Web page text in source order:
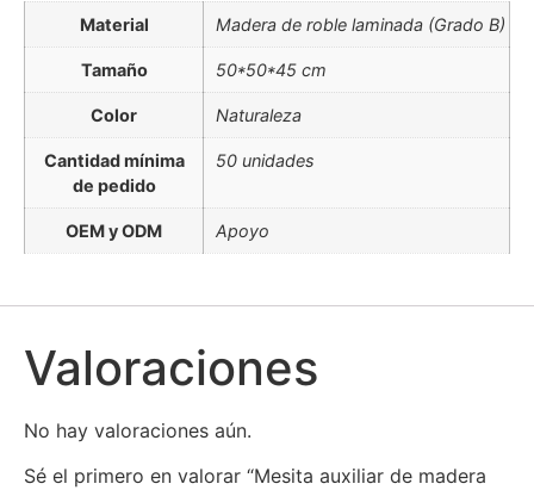
Material Madera de roble laminada (Grado B)
Tamaño 50*50*45 cm
Color Naturaleza
Cantidad mínima
de pedido
50 unidades
OEM y ODM Apoyo
Valoraciones
No hay valoraciones aún.
Sé el primero en valorar “Mesita auxiliar de madera